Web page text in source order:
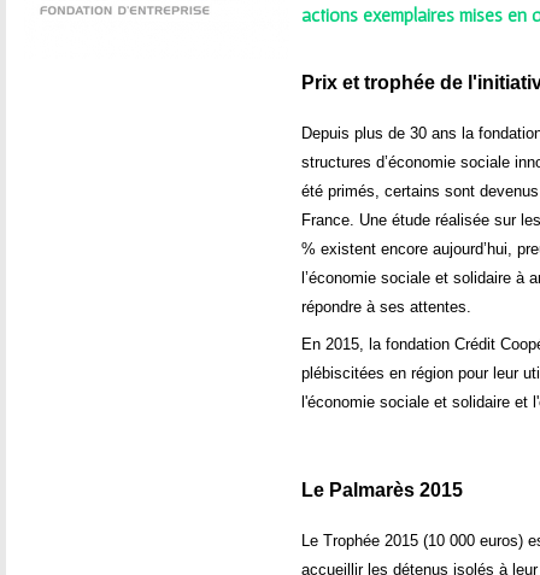
actions exemplaires mises en
Prix et trophée de
Depuis plus de 30 ans la
structures d’économie sociale
été primés, certains sont
France. Une étude réalisée sur
% existent encore aujourd’hui,
l’économie sociale et solidaire à
répondre à ses attentes.
En 2015, la fondation Crédit
plébiscitées en région pour leur
l'économie sociale et solidaire et
Le Palmarès 2015
Le Trophée 2015 (10 000 euros)
accueillir les détenus isolés à